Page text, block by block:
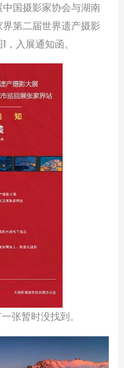
国摄影家协会与湖南
第二届世界遗产摄影
入展通知函。
张暂时没找到。